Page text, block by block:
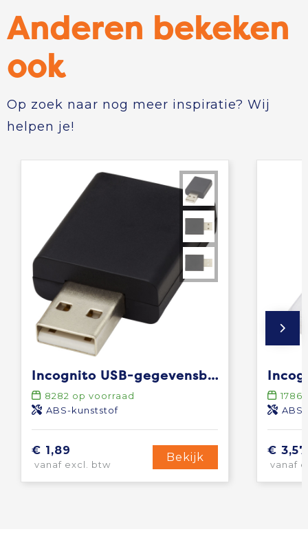
Anderen bekeken
ook
Op zoek naar nog meer inspiratie? Wij
helpen je!
Incognito USB-gegevensblocker
8282 op voorraad
ABS-kunststof
€ 1,89
vanaf excl. btw
Bekijk
1786
€ 3,57
vanaf